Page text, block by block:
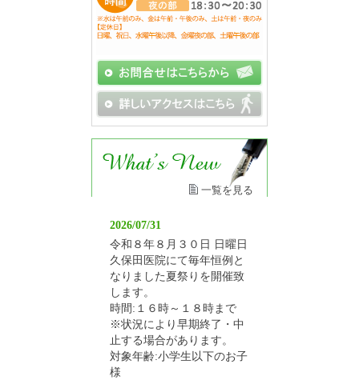
一覧を見る
2026/07/31
令和８年８月３０日 日曜日
久保田医院にて毎年恒例と
なりました夏祭りを開催致
します。
時間:１６時～１８時まで
※状況により早期終了・中
止する場合があります。
対象年齢:小学生以下のお子
様